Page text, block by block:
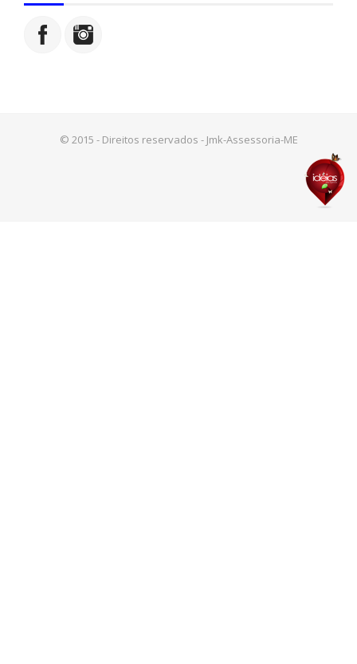
© 2015 - Direitos reservados - Jmk-Assessoria-ME